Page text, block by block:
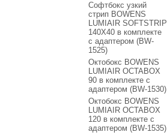
Софтбокс узкий
стрип BOWENS
LUMIAIR SOFTSTRIP
140X40 в комплекте
с адаптером (BW-
1525)
Октобокс BOWENS
LUMIAIR OCTABOX
90 в комплекте с
адаптером (BW-1530)
Октобокс BOWENS
LUMIAIR OCTABOX
120 в комплекте с
адаптером (BW-1535)